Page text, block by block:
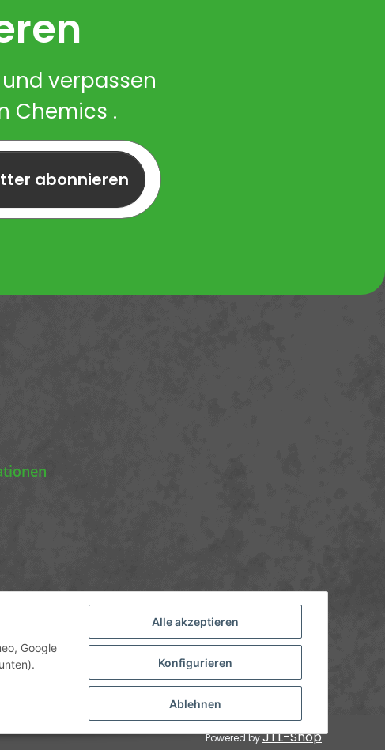
Alle akzeptieren
Konfigurieren
Ablehnen
Google
verpassen
Chemics .
abonnieren
Powered byJTL-Shop